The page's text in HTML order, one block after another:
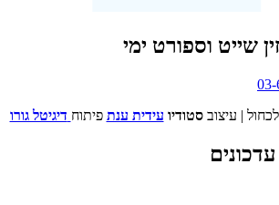
שייט וספורט ימי
| עיצובסטודיו עידית ענת פיתוח דיגיטל גורו